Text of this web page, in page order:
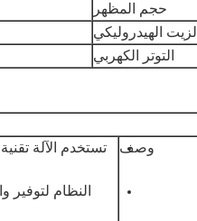
حجم المظهر
الزيت الهيدروليكي
التوتر الكهربي
وصف
النظام